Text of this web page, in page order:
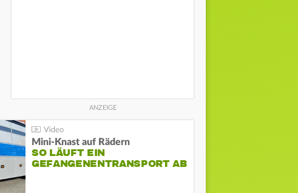
Mini-Knast auf Rädern
SO LÄUFT EIN
GEFANGENENTRANSPORT AB